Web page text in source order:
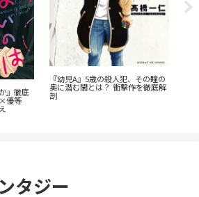
』徹底
優等
『幼児A』5歳の殺人犯、その瞳の
奥に潜む闇とは？ 衝撃作を徹底解
剖
タジー